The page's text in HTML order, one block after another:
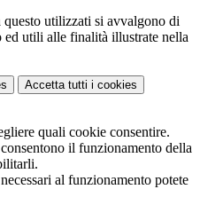
utilizzati si avvalgono di
ed utili alle finalità illustrate nella
Accetta tutti i cookies
quali cookie consentire.
il funzionamento della
al funzionamento potete